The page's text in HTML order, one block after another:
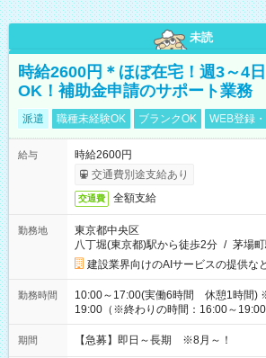
未読
時給2600円＊ほぼ在宅！週3～4
OK！補助金申請のサポート業務
派遣 職種未経験OK ブランクOK WEB登録
給与
時給2600円
交通費別途支給あり
交通費 全額支給
勤務地
東京都中央区
八丁堀(東京都)駅から徒歩2分 / 茅場
建設業界向けのAIサービスの提供な
勤務時間
10:00～17:00(実働6時間 休憩1時間)
19:00（※終わりの時間：16:00～19:00
期間 【急募】即日～長期 ※8月～！